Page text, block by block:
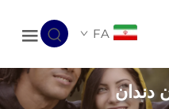
FA
دندان